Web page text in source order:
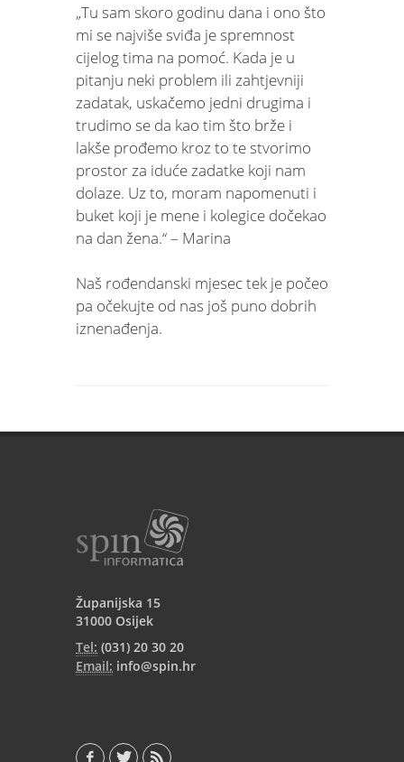
„Tu sam skoro godinu dana i ono što
mi se najviše sviđa je spremnost
cijelog tima na pomoć. Kada je u
pitanju neki problem ili zahtjevniji
zadatak, uskačemo jedni drugima i
trudimo se da kao tim što brže i
lakše prođemo kroz to te stvorimo
prostor za iduće zadatke koji nam
dolaze. Uz to, moram napomenuti i
buket koji je mene i kolegice dočekao
na dan žena.“ – Marina
Naš rođendanski mjesec tek je počeo
pa očekujte od nas još puno dobrih
iznenađenja.
Županijska 15
31000 Osijek
Tel: (031) 20 30 20
Email: info@spin.hr